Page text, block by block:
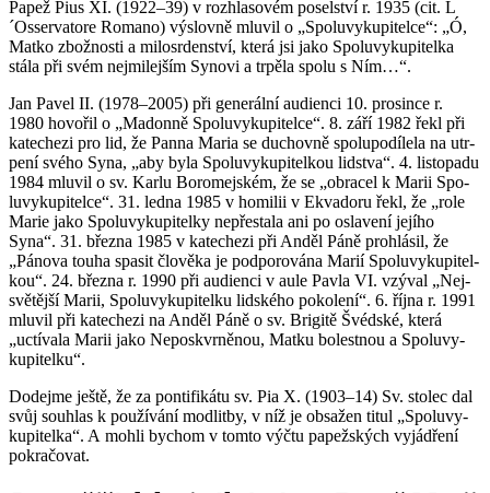
Papež Pius XI. (1922–39) v roz­hla­so­vém po­sel­ství r. 1935 (cit. L
´Os­serva­to­re Ro­ma­no) vý­slov­ně mlu­vil o „Spo­lu­vy­ku­pi­tel­ce“: „Ó,
Matko zbož­nos­ti a mi­lo­sr­den­ství, která jsi jako Spo­lu­vy­ku­pi­tel­ka
stála při svém nej­mi­lej­ším Sy­no­vi a tr­pě­la spolu s Ním…“.
Jan Pavel II. (1978–2005) při ge­ne­rál­ní au­di­en­ci 10. pro­sin­ce r.
1980 ho­vo­řil o „Ma­don­ně Spo­lu­vy­ku­pi­tel­ce“. 8. září 1982 řekl při
ka­te­che­zi pro lid, že Panna Maria se du­chov­ně spo­lu­po­dí­le­la na utr­
pe­ní svého Syna, „aby byla Spo­lu­vy­ku­pi­tel­kou lid­stva“. 4. lis­to­pa­du
1984 mlu­vil o sv. Karlu Bo­ro­mej­ském, že se „ob­ra­cel k Marii Spo­
lu­vy­ku­pi­tel­ce“. 31. ledna 1985 v ho­mi­lii v Ekva­do­ru řekl, že „role
Marie jako Spo­lu­vy­ku­pi­tel­ky ne­pře­sta­la ani po osla­ve­ní je­jí­ho
Syna“. 31. břez­na 1985 v ka­te­che­zi při Anděl Páně pro­hlá­sil, že
„Pá­no­va touha spa­sit člo­vě­ka je pod­po­ro­vá­na Marií Spo­lu­vy­ku­pi­tel­
kou“. 24. břez­na r. 1990 při au­di­en­ci v aule Pavla VI. vzý­val „Nej­
svě­těj­ší Marii, Spo­lu­vy­ku­pi­tel­ku lid­ské­ho po­ko­le­ní“. 6. října r. 1991
mlu­vil při ka­te­che­zi na Anděl Páně o sv. Bri­gi­tě Švéd­ské, která
„uctí­va­la Marii jako Ne­po­sk­vr­ně­nou, Matku bo­lest­nou a Spo­lu­vy­
ku­pi­tel­ku“.
Do­dejme ještě, že za pon­ti­fi­ká­tu sv. Pia X. (1903–14) Sv. sto­lec dal
svůj sou­hlas k po­u­ží­vá­ní mod­lit­by, v níž je ob­sa­žen titul „Spo­lu­vy­
ku­pi­tel­ka“. A mohli bychom v tomto výčtu pa­pež­ských vy­já­d­ře­ní
po­kra­čo­vat.